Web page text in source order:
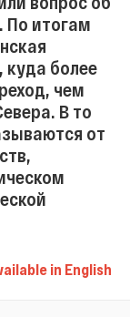
По итогам
куда более
чем
В то
от
in English